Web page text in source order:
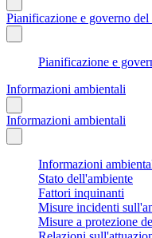
Pianificazione e governo
Pianificazione e
Informazioni ambientali
Informazioni ambientali
Informazioni
Stato dell'ambiente
Fattori inquinanti
Misure incidenti
Misure a protezione